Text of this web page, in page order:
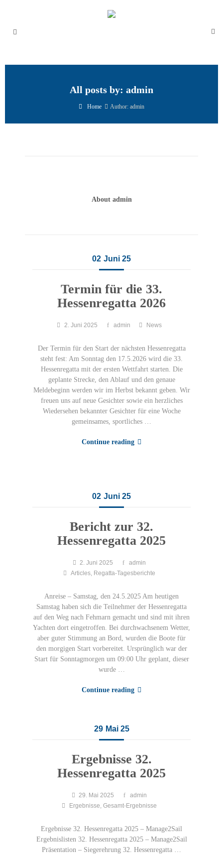
All posts by: admin
Home Author: admin
About admin
02 Juni 25
Termin für die 33.
Hessenregatta 2026
2. Juni 2025 admin News
Der Termin für den Start der nächsten Hessenregatta
steht fest: Am Sonntag den 17.5.2026 wird die 33.
Hessenregatta mit der ersten Wettfahrt starten. Die
geplante Strecke, den Ablauf und den genaue
Meldebeginn werden wir im Herbst bekannt geben. Wir
freuen uns auf neue Gesichter sowie ein herzliches
Wiedersehen bekannter Gesichter für eine Woche
gemeinsames, sportliches …
Continue reading
02 Juni 25
Bericht zur 32.
Hessenregatta 2025
2. Juni 2025
admin
Articles, Regatta-Tagesberichte
Anreise – Samstag, den 24.5.2025 Am heutigen
Samstag haben sich die Teilnehmer der Hessenregatta
auf den Weg nach Fehmarn gemacht und sind mit ihren
Yachten dort eingetroffen. Bei durchwachsenem Wetter,
aber guter Stimmung an Bord, wurden die Boote für
den morgigen Start vorbereitet. Ursprünglich war der
Start für Sonntagmorgen um 09:00 Uhr geplant, dieser
wurde …
Continue reading
29 Mai 25
Ergebnisse 32.
Hessenregatta 2025
29. Mai 2025
admin
Ergebnisse, Gesamt-Ergebnisse
Ergebnisse 32. Hessenregatta 2025 – Manage2Sail
Ergebnislisten 32. Hessenregatta 2025 – Manage2Sail
Präsentation – Siegerehrung 32. Hessenregatta …